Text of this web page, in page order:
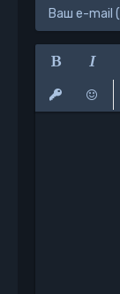
Полужирный
Курсив